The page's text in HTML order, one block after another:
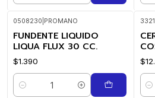
0508230 PROMANO
FUNDENTE LIQUIDO
LIQUA FLUX 30 CC.
$1.390
Cantidad